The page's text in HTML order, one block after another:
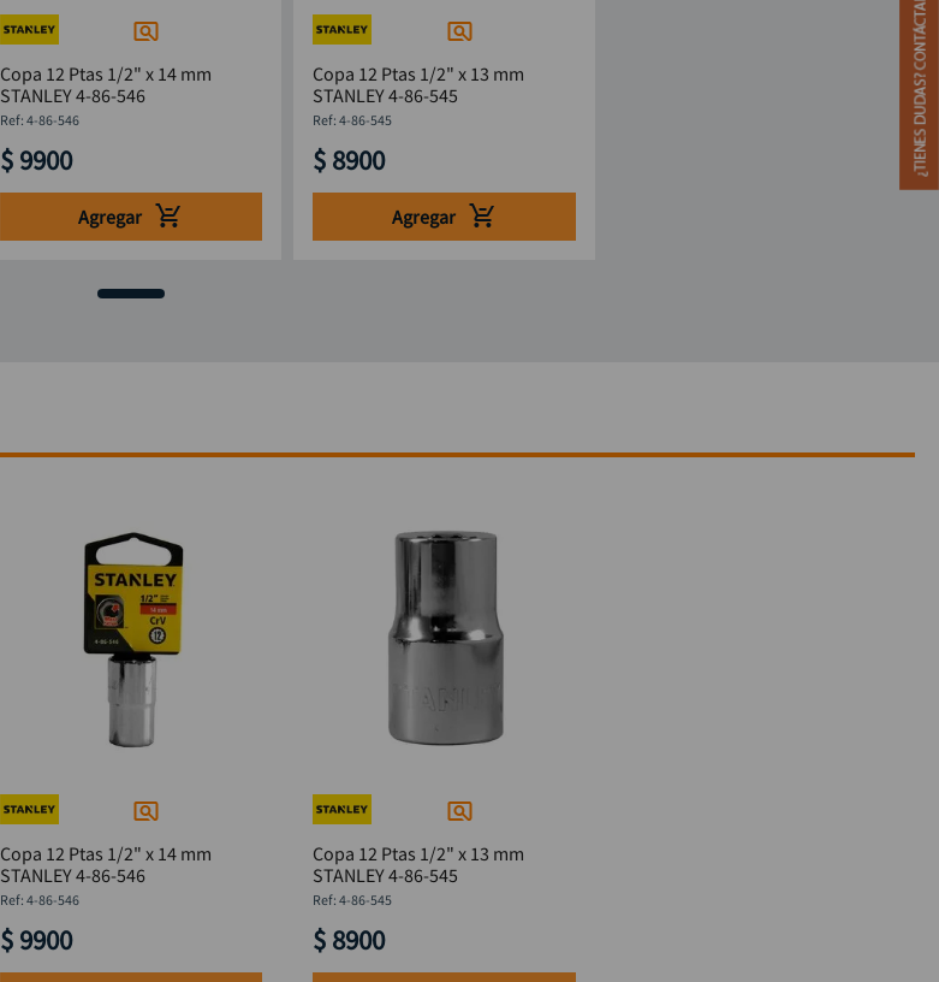
Copa 12 Ptas 1/2" x 14 mm
STANLEY 4-86-546
: 4-86-546
$ 9900
Agregar
Copa 12 Ptas 1/2" x 13 mm
STANLEY 4-86-545
:4-86-545
$ 8900
Agregar
Copa 12 Ptas 1/2" x 14 mm
STANLEY 4-86-546
: 4-86-546
$ 9900
Copa 12 Ptas 1/2" x 13 mm
STANLEY 4-86-545
:4-86-545
$ 8900